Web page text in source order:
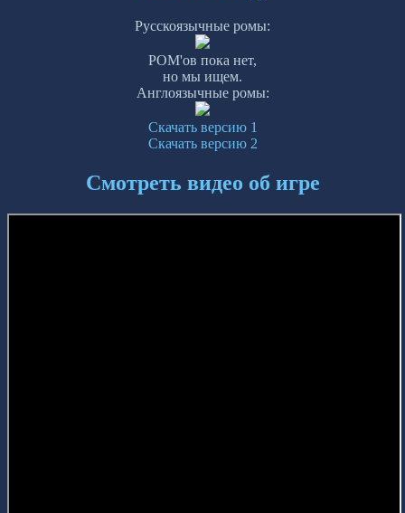
Русскоязычные ромы:
РОМ'ов пока нет,
но мы ищем.
Англоязычные ромы:
Скачать версию 1
Скачать версию 2
Смотреть видео об игре